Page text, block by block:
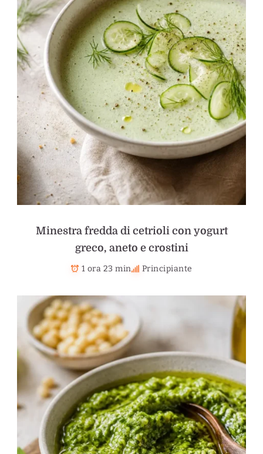
Minestra fredda di cetrioli con yogurt
greco, aneto e crostini
1 ora 23 min Principiante